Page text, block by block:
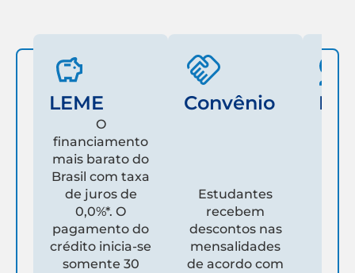
LEME
O
financiamento
mais barato do
Brasil com taxa
de juros de
0,0%*. O
pagamento do
crédito inicia-se
somente 30
Convênio
Estudantes
recebem
descontos nas
mensalidades
de acordo com